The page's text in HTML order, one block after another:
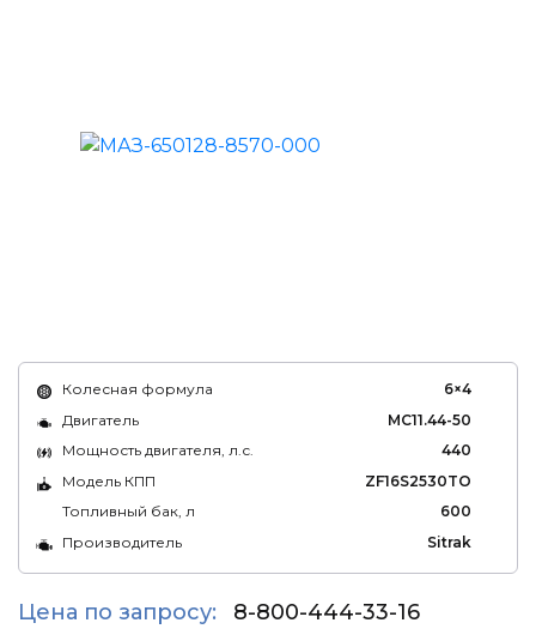
Колесная формула
6×4
Двигатель
MC11.44-50
Мощность двигателя, л.с.
440
Модель КПП
ZF16S2530TO
Топливный бак, л
600
Производитель
Sitrak
Цена по запросу: 8-800-444-33-16